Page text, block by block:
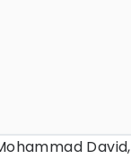
David,